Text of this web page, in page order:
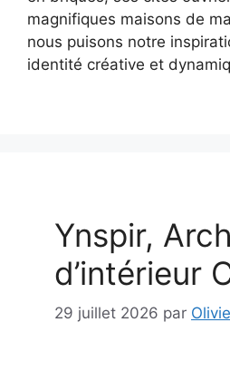
magnifiques maisons de
nous puisons notre
identité créative et
Ynspir,
d’intérieur
29 juillet 2026 par